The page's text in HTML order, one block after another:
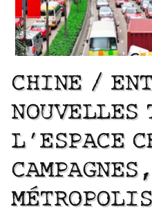
CHINE /
NOUVELLES
L’ESPACE